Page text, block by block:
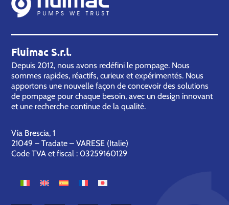
Fluimac S.r.l.
Depuis 2012, nous avons redéfini le pompage. Nous
sommes rapides, réactifs, curieux et expérimentés. Nous
apportons une nouvelle façon de concevoir des solutions
de pompage pour chaque besoin, avec un design innovant
et une recherche continue de la qualité.
Via Brescia, 1
21049 – Tradate – VARESE (Italie)
Code TVA et fiscal : 03259160129